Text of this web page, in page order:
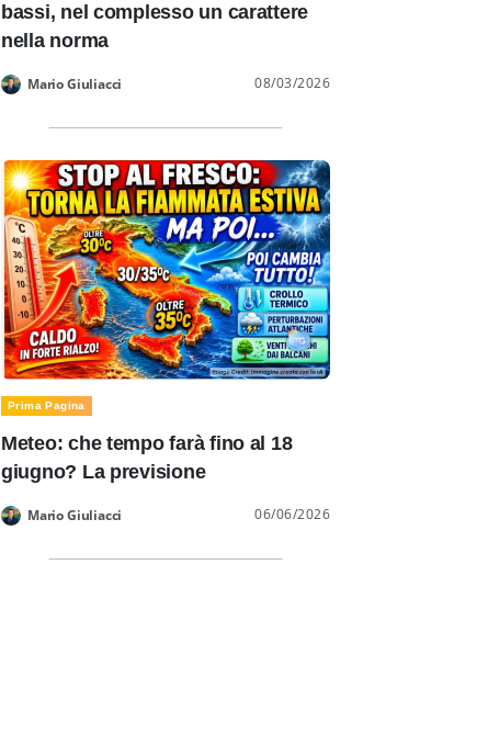
bassi, nel complesso un carattere
nella norma
Mario Giuliacci 08/03/2026
Prima Pagina
Meteo: che tempo farà fino al 18
giugno? La previsione
Mario Giuliacci 06/06/2026